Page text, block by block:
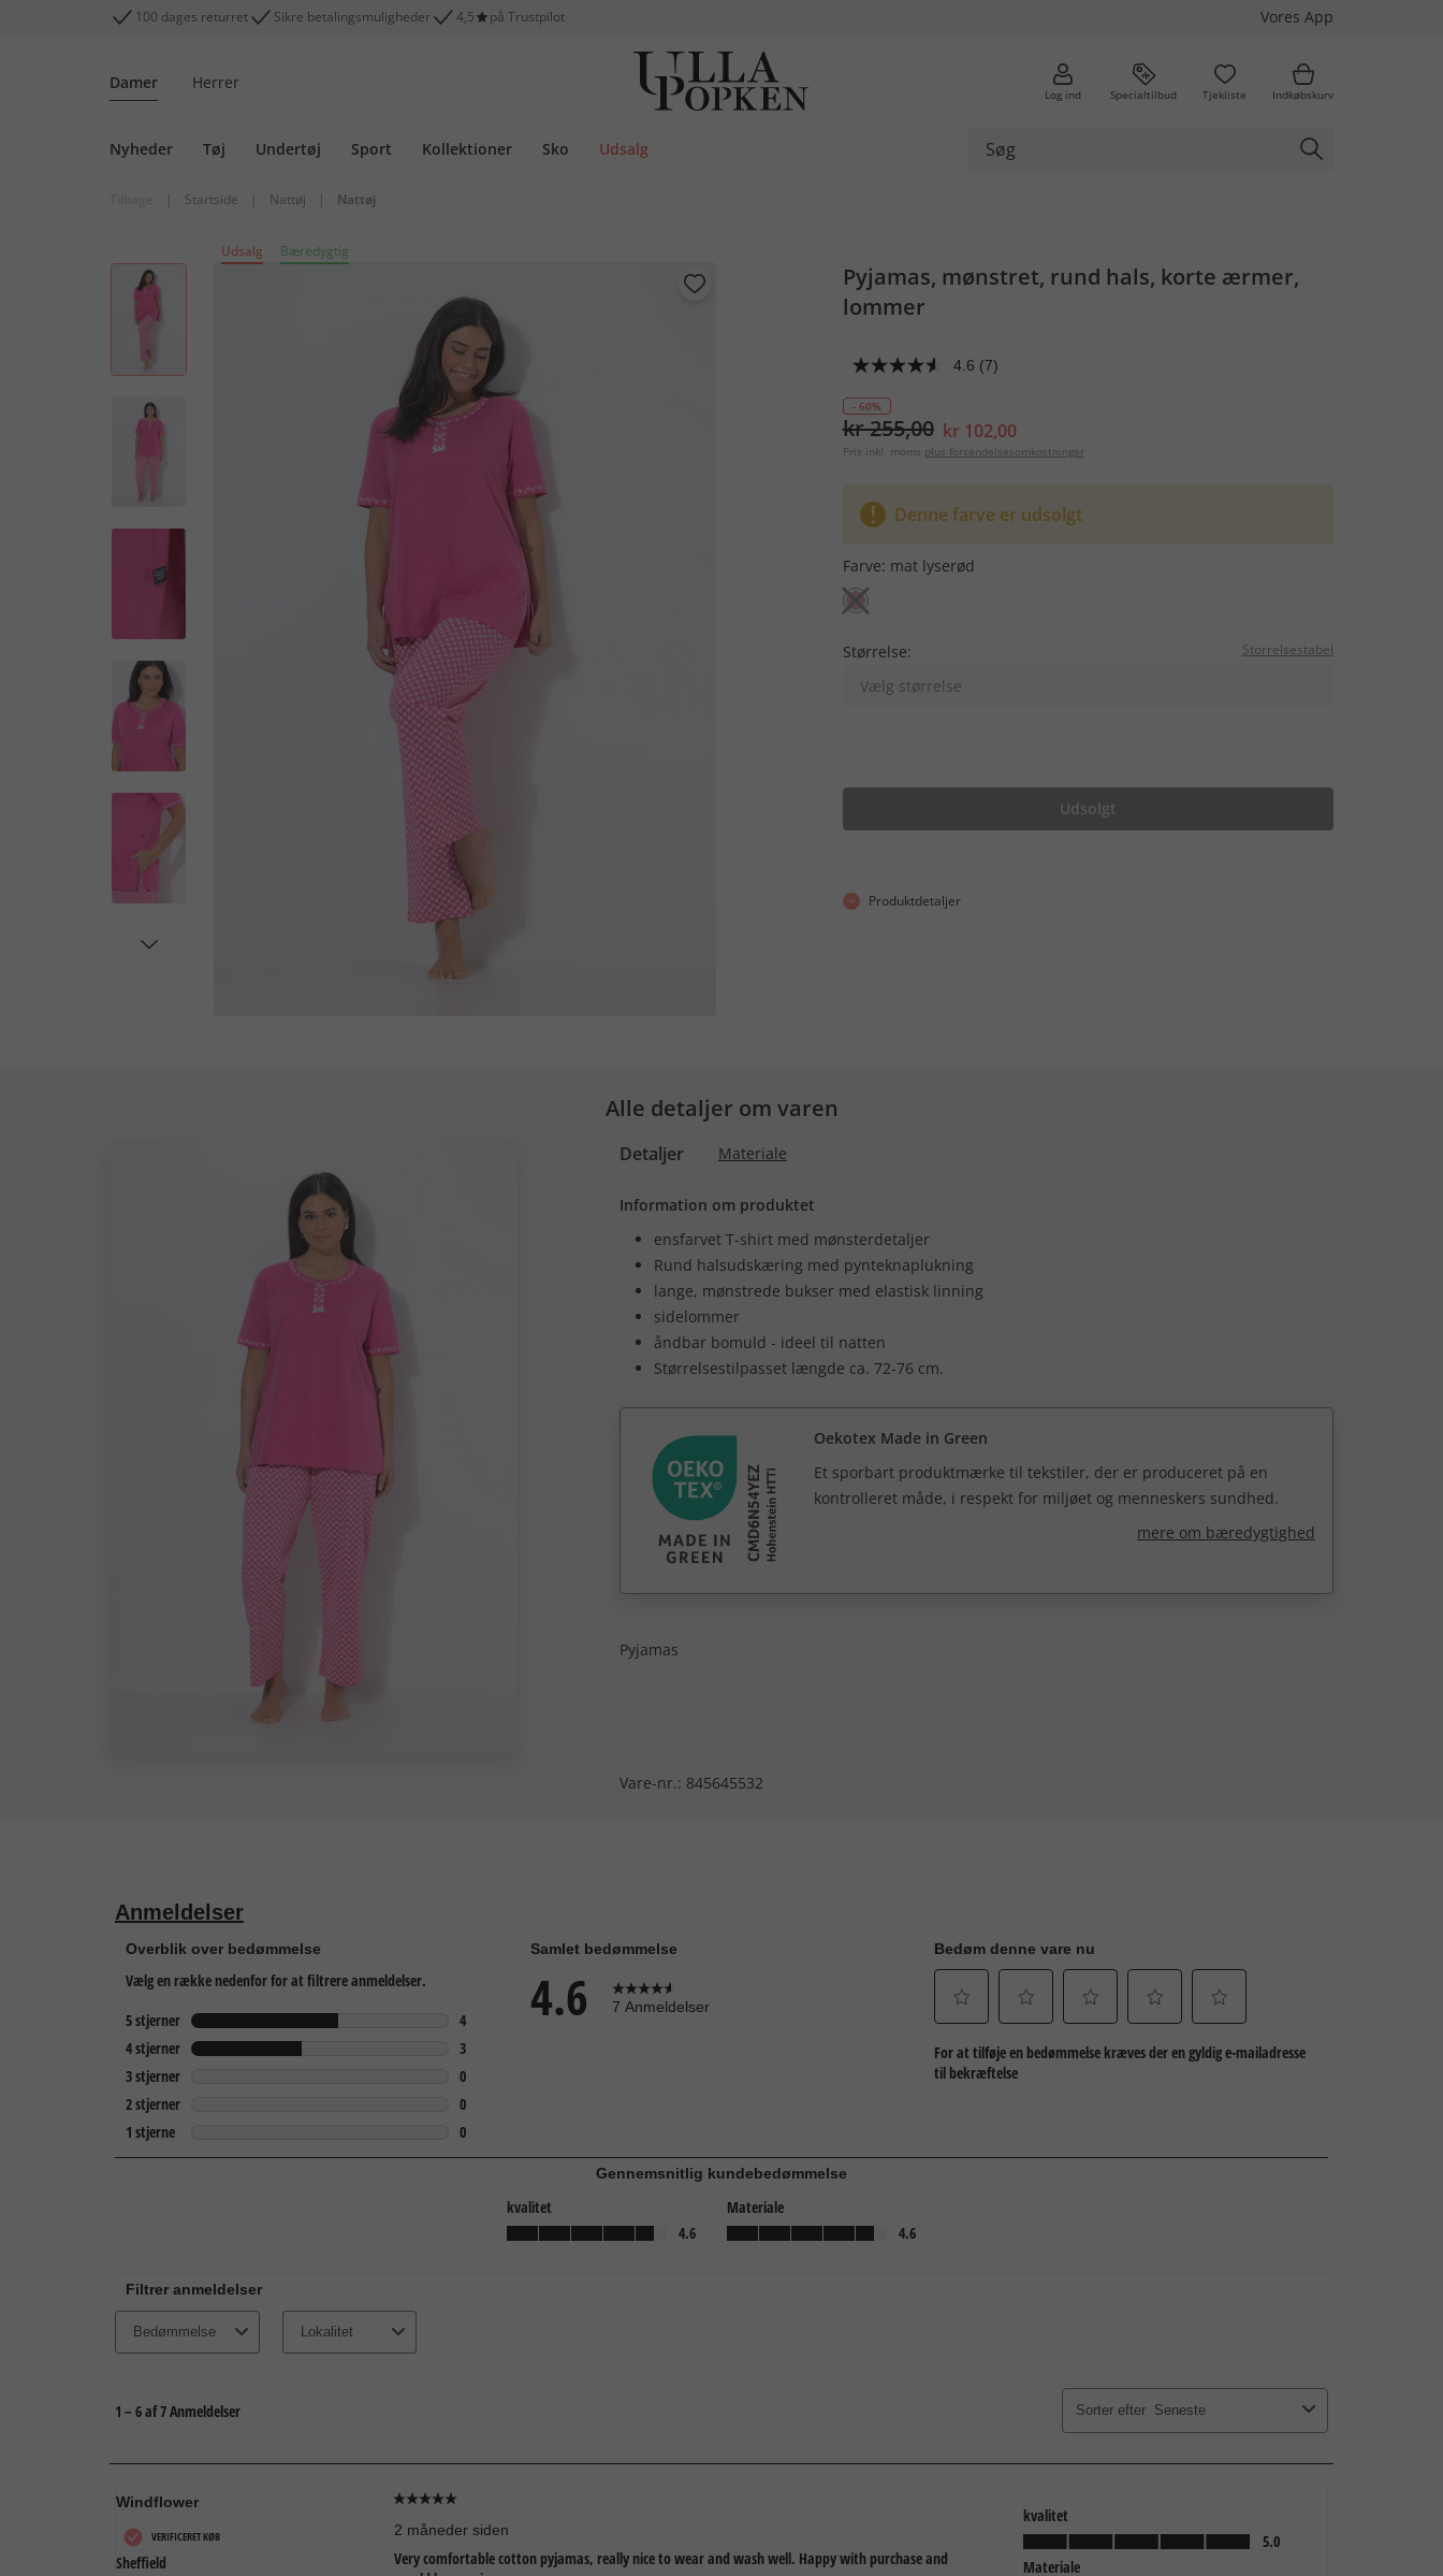
100 dages returret Sikre betalingsmuligheder 4,5 på Trustpilot Vores App
Damer Herrer
Log ind Specialtilbud Tjekliste Indkøbskurv
Nyheder Tøj Undertøj Sport Kollektioner Sko Udsalg
| Startside | Nattøj | Nattøj
Udsalg Bæredygtig
Pyjamas, mønstret, rund hals, korte ærmer,
lommer
4.6 (7)
- 60%
kr 255,00 kr 102,00
Pris inkl. moms plus forsendelsesomkostninger
Denne farve er udsolgt
Farve: mat lyserød
Størrelse: Storrelsestabel
Vælg størrelse
Udsolgt
Produktdetaljer
Alle detaljer om varen
Detaljer Materiale
Information om produktet
ensfarvet T-shirt med mønsterdetaljer
Rund halsudskæring med pynteknaplukning
lange, mønstrede bukser med elastisk linning
sidelommer
åndbar bomuld - ideel til natten
Størrelsestilpasset længde ca. 72-76 cm.
Oekotex Made in Green
Et sporbart produktmærke til tekstiler, der er produceret på en
kontrolleret måde, i respekt for miljøet og menneskers sundhed.
mere om bæredygtighed
Pyjamas
Vare-nr.: 845645532